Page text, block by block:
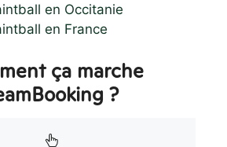
en Occitanie
en France
ça marche
?